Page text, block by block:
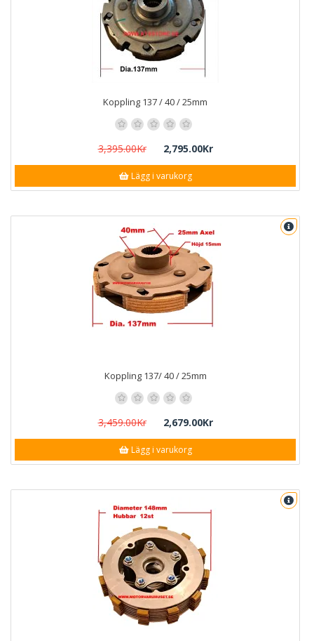
Koppling 137 / 40 / 25mm
3,395.00Kr 2,795.00Kr
Lägg i varukorg
Koppling 137/ 40 / 25mm
3,459.00Kr 2,679.00Kr
Lägg i varukorg